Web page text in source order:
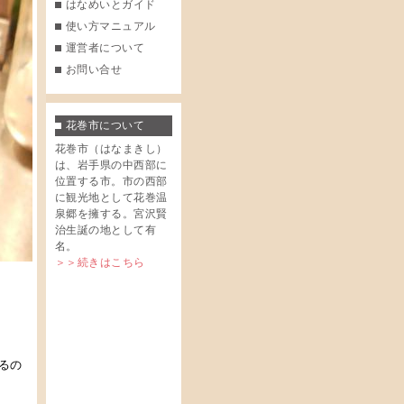
の
はなめいとガイド
使い方マニュアル
運営者について
お問い合せ
花巻市について
花巻市（はなまきし）
は、岩手県の中西部に
位置する市。市の西部
に観光地として花巻温
泉郷を擁する。宮沢賢
治生誕の地として有
名。
＞＞続きはこちら